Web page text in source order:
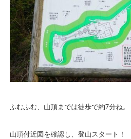
ふむふむ、山頂までは徒歩で約7分ね。
山頂付近図を確認し、登山スタート！